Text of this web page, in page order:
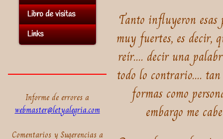
Libro de visitas
Links
Informe de errores a
webmaster@letyalegria.com
Comentarios y Sugerencias a
Tanto influyeron esas
muy fuertes, es decir,
reír.... decir una
todo lo contrario....
formas como
embargo me